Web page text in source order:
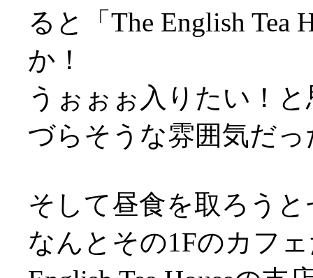
ると「The English Tea
か！
うぉぉぉ入りたい！
づらそうな雰囲気だ
そして昼食を取ろう
なんとその1Fのカフ